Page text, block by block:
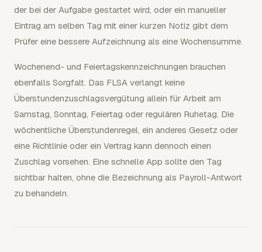
der bei der Aufgabe gestartet wird, oder ein manueller
Eintrag am selben Tag mit einer kurzen Notiz gibt dem
Prüfer eine bessere Aufzeichnung als eine Wochensumme.
Wochenend- und Feiertagskennzeichnungen brauchen
ebenfalls Sorgfalt. Das FLSA verlangt keine
Überstundenzuschlagsvergütung allein für Arbeit am
Samstag, Sonntag, Feiertag oder regulären Ruhetag. Die
wöchentliche Überstundenregel, ein anderes Gesetz oder
eine Richtlinie oder ein Vertrag kann dennoch einen
Zuschlag vorsehen. Eine schnelle App sollte den Tag
sichtbar halten, ohne die Bezeichnung als Payroll-Antwort
zu behandeln.